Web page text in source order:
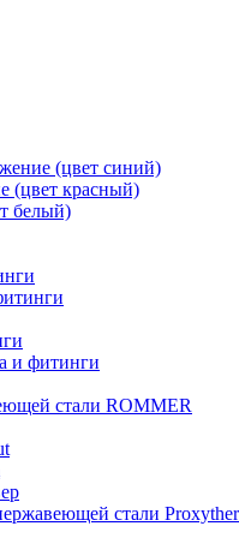
(цвет синий)
(цвет красный)
белый)
и фитинги
стали ROMMER
стали